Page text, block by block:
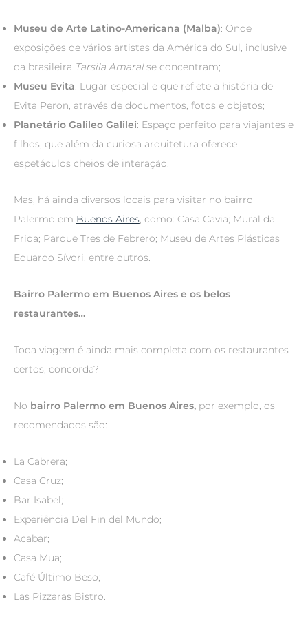
Museu de Arte Latino-Americana (Malba): Onde
exposições de vários artistas da América do Sul, inclusive
da brasileira Tarsila Amaralse concentram;
Museu Evita: Lugar especial e que reflete a história de
Evita Peron, através de documentos, fotos e objetos;
Planetário Galileo Galilei: Espaço perfeito para viajantes e
filhos, que além da curiosa arquitetura oferece
espetáculos cheios de interação.
Mas, há ainda diversos locais para visitar no bairro
Palermo em Buenos Aires, como: Casa Cavia; Mural da
Frida; Parque Tres de Febrero; Museu de Artes Plásticas
Eduardo Sívori, entre outros.
Bairro Palermo em Buenos Aires e os belos
restaurantes…
Toda viagem é ainda mais completa com os restaurantes
certos, concorda?
No bairro Palermo em Buenos Aires,por exemplo, os
recomendados são:
La Cabrera;
Casa Cruz;
Bar Isabel;
Experiência Del Fin del Mundo;
Acabar;
Casa Mua;
Café Último Beso;
Las Pizzaras Bistro.